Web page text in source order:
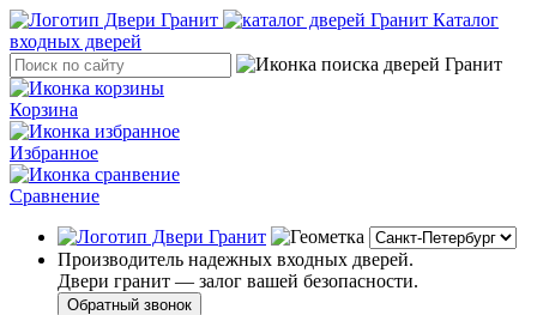
Каталог
входных дверей
Корзина
Избранное
Сравнение
Производитель надежных входных дверей.
Двери гранит — залог вашей безопасности.
Обратный звонок